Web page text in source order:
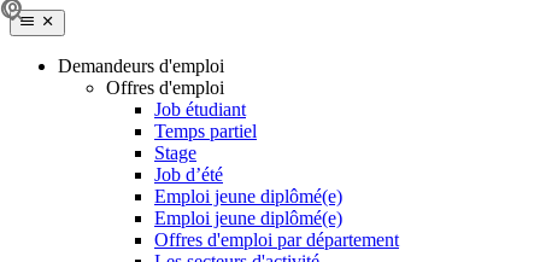
Demandeurs d'emploi
Offres d'emploi
Job étudiant
Temps partiel
Stage
Job d’été
Emploi jeune diplômé(e)
Emploi jeune diplômé(e)
Offres d'emploi par département